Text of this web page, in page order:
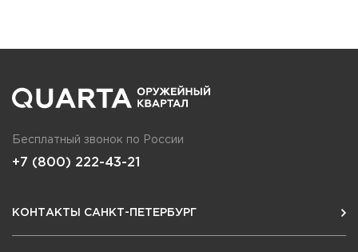
Бесплатный звонок по России
+7 (800) 222-43-21
КОНТАКТЫ САНКТ-ПЕТЕРБУРГ